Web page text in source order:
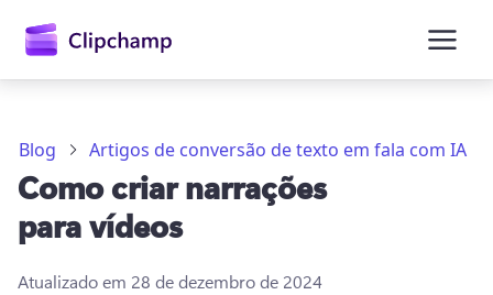
conteúdo
principal
Blog Artigos de conversão de texto em fala com IA
Como criar narrações
para vídeos
Atualizado em 28 de dezembro de 2024